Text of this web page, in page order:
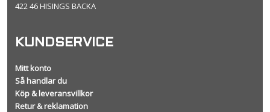
422 46 HISINGS BACKA
KUNDSERVICE
Mitt konto
Så handlar du
Köp & leveransvillkor
Retur & reklamation